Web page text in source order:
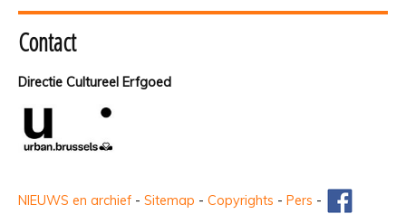
Contact
Directie Cultureel Erfgoed
NIEUWS en archief - Sitemap - Copyrights - Pers -